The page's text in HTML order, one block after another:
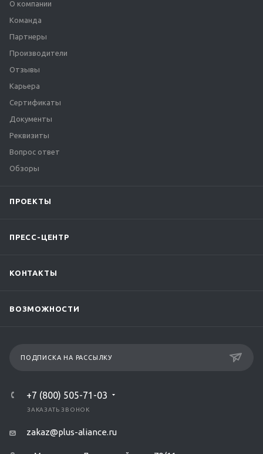
О компании
Команда
Партнеры
Производители
Отзывы
Карьера
Сертификаты
Документы
Реквизиты
Вопрос ответ
Обзоры
ПРОЕКТЫ
ПРЕСС-ЦЕНТР
КОНТАКТЫ
ВОЗМОЖНОСТИ
ПОДПИСКА НА РАССЫЛКУ
+7 (800) 505-71-03
ЗАКАЗАТЬ ЗВОНОК
zakaz@plus-aliance.ru